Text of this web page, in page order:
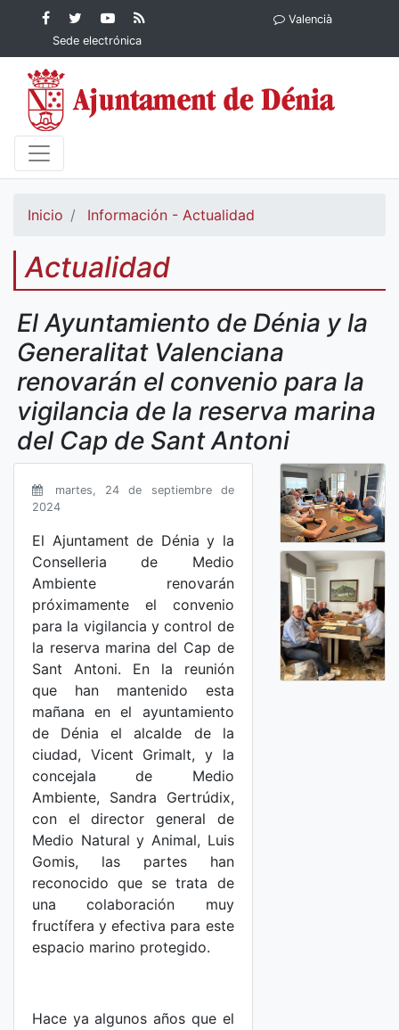
Contenido principalFacebook
Ayuntamiento de
Dénia
Ayuntamiento
de Dénia
YouTube
Ayuntamiento
de Dénia
Ayuntamiento
Sede electrónica
Valencià
Inicio Información - Actualidad
Actualidad
El Ayuntamiento de Dénia y la
Generalitat Valenciana
renovarán el convenio para la
vigilancia de la reserva marina
del Cap de Sant Antoni
martes, 24 de septiembre de
2024
El Ajuntament de Dénia y la
Conselleria de Medio
Ambiente renovarán
próximamente el convenio
para la vigilancia y control de
la reserva marina del Cap de
Sant Antoni. En la reunión
que han mantenido esta
mañana en el ayuntamiento
de Dénia el alcalde de la
ciudad, Vicent Grimalt, y la
concejala de Medio
Ambiente, Sandra Gertrúdix,
con el director general de
Medio Natural y Animal, Luis
Gomis, las partes han
reconocido que se trata de
una colaboración muy
fructífera y efectiva para este
espacio marino protegido.
Hace ya algunos años que el